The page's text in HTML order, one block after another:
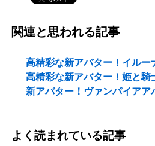
関連と思われる記事
高精彩な新アバター！イル
高精彩な新アバター！姫と
新アバター！ヴァンパイア
よく読まれている記事